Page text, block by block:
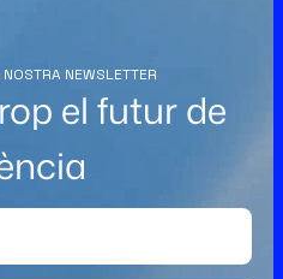
NEWSLETTER
el futur de